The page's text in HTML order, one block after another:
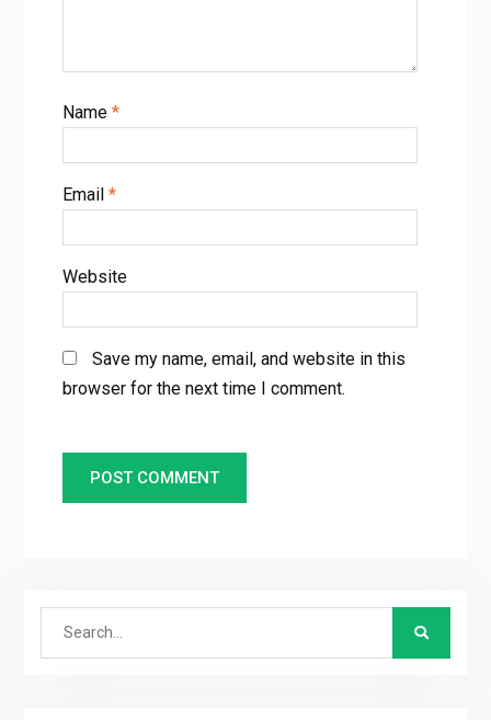
Name *
Email *
Website
Save my name, email, and website in this
browser for the next time I comment.
Search